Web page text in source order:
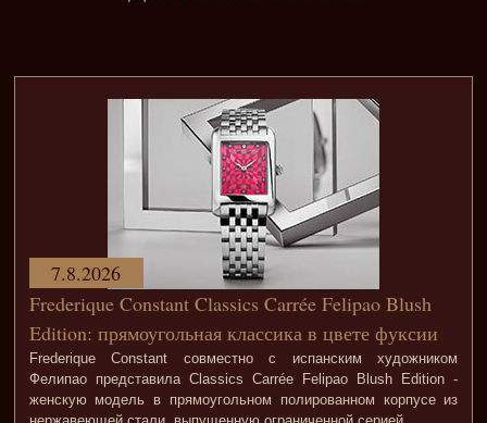
Frederique Constant Classics Carrée Felipao Blush
Edition: прямоугольная классика в цвете фуксии
Frederique Constant совместно с испанским художником
Фелипао представила Classics Carrée Felipao Blush Edition -
женскую модель в прямоугольном полированном корпусе из
7.8.2026